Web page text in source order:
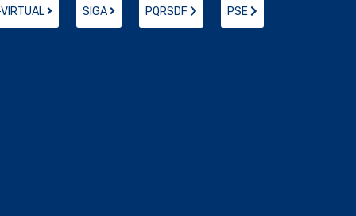
SIGA PQRSDF PSE